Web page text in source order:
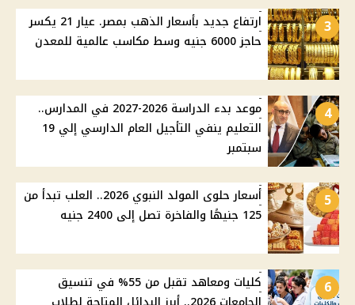
3
ارتفاع جديد بأسعار الذهب بمصر. عيار 21 يكسر
حاجز 6000 جنيه وسط مكاسب عالمية للمعدن
4
موعد بدء الدراسة 2026-2027 في المدارس..
التعليم ينفي التأجيل العام الدارسي إلي 19
سبتمبر
5
أسعار حلوى المولد النبوي 2026.. العلب تبدأ من
125 جنيهًا والفاخرة تصل إلى 2400 جنيه
6
كليات ومعاهد تقبل من 55% في تنسيق